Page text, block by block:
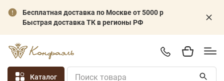
Бесплатная доставка по Москве от 5000 р
Быстрая доставка ТК в регионы РФ
Каталог